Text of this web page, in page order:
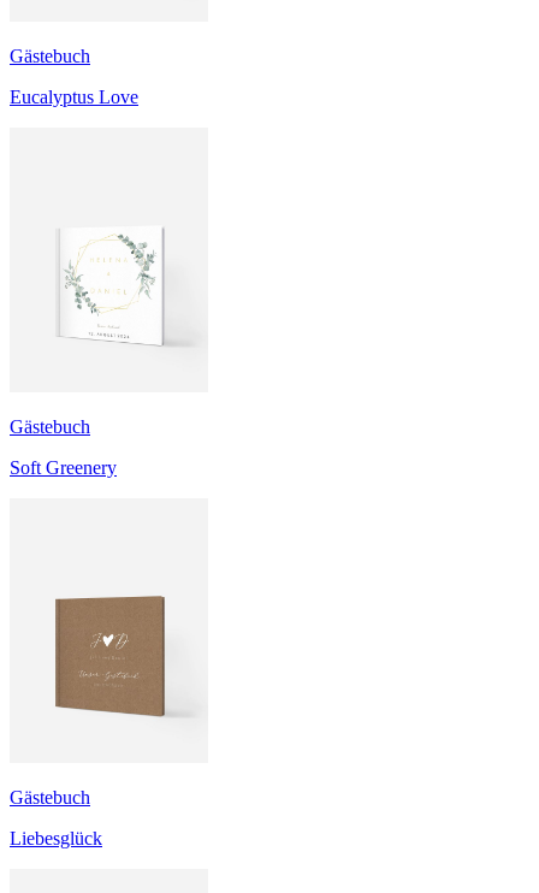
Gästebuch
Eucalyptus Love
Gästebuch
Soft Greenery
Gästebuch
Liebesglück